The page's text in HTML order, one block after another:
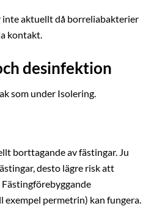
inte aktuellt då borreliabakterier
kontakt.
desinfektion
som under Isolering.
borttagande av fästingar. Ju
desto lägre risk att
exempel permetrin) kan fungera.